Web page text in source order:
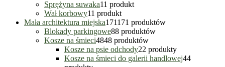
Sprężyna suwaka11 produkt
Wał korbowy11 produkt
Mała architektura miejska171171 produktów
Blokady parkingowe88 produktów
Kosze na śmieci4848 produktów
Kosze na psie odchody22 produkty
Kosze na śmieci do galerii handlowej44